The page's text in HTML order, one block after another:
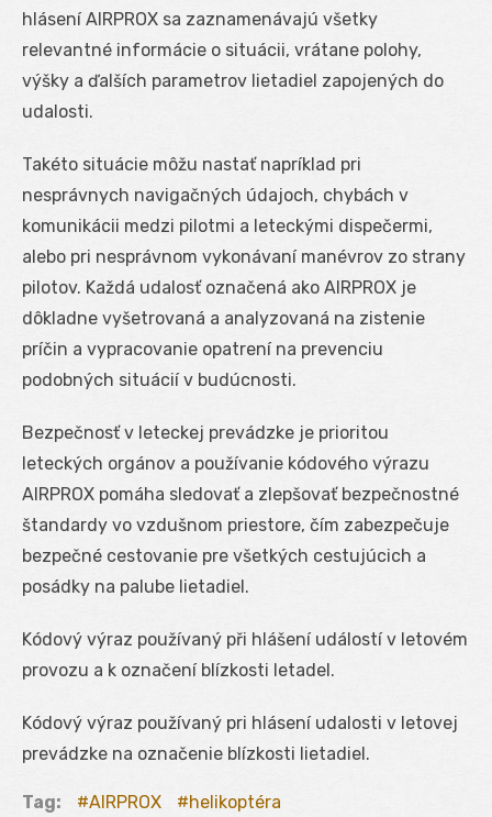
hlásení AIRPROX sa zaznamenávajú všetky
relevantné informácie o situácii, vrátane polohy,
výšky a ďalších parametrov lietadiel zapojených do
udalosti.
Takéto situácie môžu nastať napríklad pri
nesprávnych navigačných údajoch, chybách v
komunikácii medzi pilotmi a leteckými dispečermi,
alebo pri nesprávnom vykonávaní manévrov zo strany
pilotov. Každá udalosť označená ako AIRPROX je
dôkladne vyšetrovaná a analyzovaná na zistenie
príčin a vypracovanie opatrení na prevenciu
podobných situácií v budúcnosti.
Bezpečnosť v leteckej prevádzke je prioritou
leteckých orgánov a používanie kódového výrazu
AIRPROX pomáha sledovať a zlepšovať bezpečnostné
štandardy vo vzdušnom priestore, čím zabezpečuje
bezpečné cestovanie pre všetkých cestujúcich a
posádky na palube lietadiel.
Kódový výraz používaný při hlášení událostí v letovém
provozu a k označení blízkosti letadel.
Kódový výraz používaný pri hlásení udalosti v letovej
prevádzke na označenie blízkosti lietadiel.
Tag: AIRPROX helikoptéra